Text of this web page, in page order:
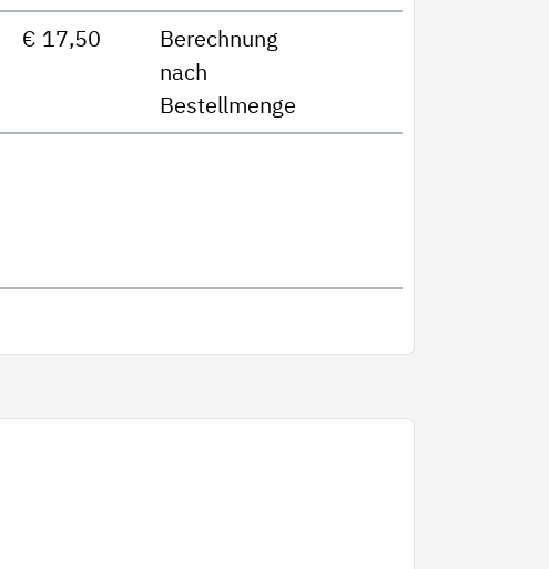
€ 17,50
Berechnung
nach
Bestellmenge